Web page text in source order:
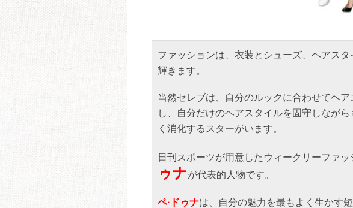
ファッションは、衣装とシューズ、ヘアス
輝きます。
当然セレブは、自分のルックに合わせてヘ
し、自分だけのヘアスタイルを固守しなが
く消化するスターがいます。
日刊スポーツが用意したウィークリーファ
ゥナが代表的人物です。
ペ·ドゥナは、自分の魅力を最もよく生かす